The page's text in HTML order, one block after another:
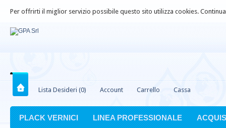
Per offrirti il miglior servizio possibile questo sito utilizza cookies.
Lista Desideri (0) Account Carrello Cassa
PLACK VERNICI LINEA PROFESSIONALE